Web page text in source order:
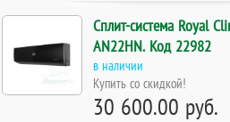
Сплит-система Royal
AN22HN. Код 22982
в наличии
Купить со скидкой!
30 600.00 руб.